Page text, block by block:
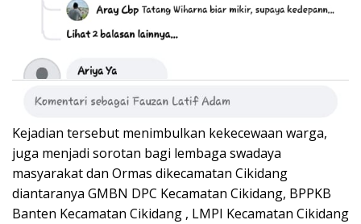
Kejadian tersebut menimbulkan kekecewaan warga,
juga menjadi sorotan bagi lembaga swadaya
masyarakat dan Ormas dikecamatan Cikidang
diantaranya GMBN DPC Kecamatan Cikidang, BPPKB
Banten Kecamatan Cikidang , LMPI Kecamatan Cikidang